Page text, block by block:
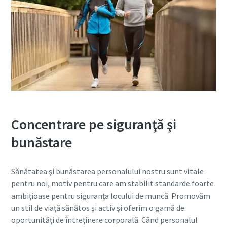
Concentrare pe siguranţă şi
bunăstare
Sănătatea şi bunăstarea personalului nostru sunt vitale
pentru noi, motiv pentru care am stabilit standarde foarte
ambiţioase pentru siguranţa locului de muncă. Promovăm
un stil de viaţă sănătos şi activ şi oferim o gamă de
oportunităţi de întreţinere corporală. Când personalul